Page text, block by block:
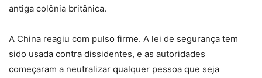
antiga colônia britânica.
A China reagiu com pulso firme. A lei de segurança tem
sido usada contra dissidentes, e as autoridades
começaram a neutralizar qualquer pessoa que seja